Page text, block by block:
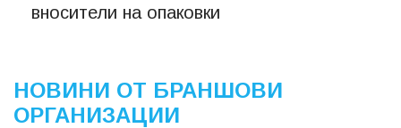
вносители на опаковки
НОВИНИ ОТ БРАНШОВИ
ОРГАНИЗАЦИИ